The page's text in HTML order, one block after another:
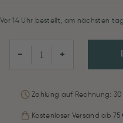
Vor 14 Uhr bestellt, am nächsten
− +
Zahlung auf Rechnung:
Kostenloser Versand ab 75